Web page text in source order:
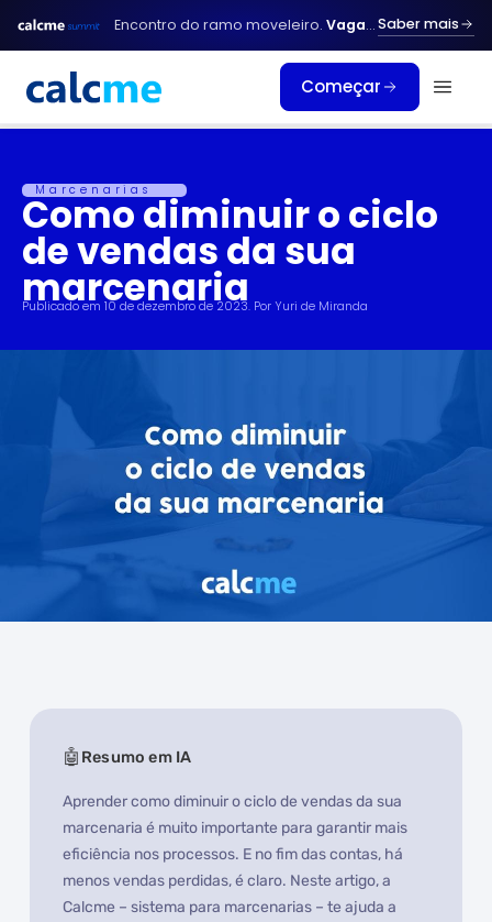
para
conteúdo
Encontro do ramo moveleiro. Vagas limitadas. Saber mais
Começar
Marcenarias
Como diminuir o ciclo
de vendas da sua
marcenaria
Publicado em 10 de dezembro de 2023. PorYuri de Miranda
Resumo em IA
Aprender como diminuir o ciclo de vendas da sua
marcenaria é muito importante para garantir mais
eficiência nos processos. E no fim das contas, há
menos vendas perdidas, é claro. Neste artigo, a
Calcme – sistema para marcenarias – te ajuda a